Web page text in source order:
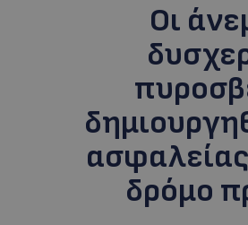
Οι
δρόμο